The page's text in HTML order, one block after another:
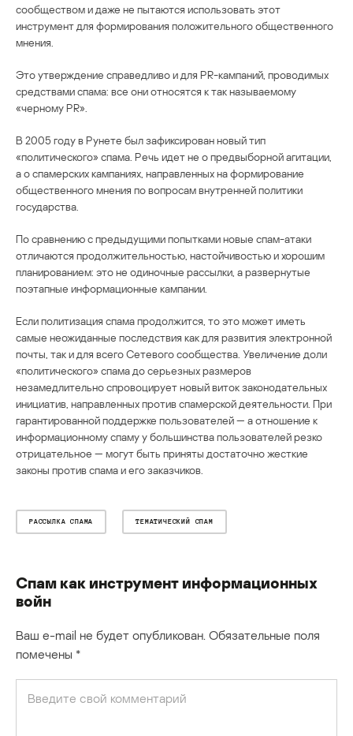
сообществом и даже не пытаются использовать этот
инструмент для формирования положительного общественного
мнения.
Это утверждение справедливо и для PR-кампаний, проводимых
средствами спама: все они относятся к так называемому
«черному PR».
В 2005 году в Рунете был зафиксирован новый тип
«политического» спама. Речь идет не о предвыборной агитации,
а о спамерских кампаниях, направленных на формирование
общественного мнения по вопросам внутренней политики
государства.
По сравнению с предыдущими попытками новые спам-атаки
отличаются продолжительностью, настойчивостью и хорошим
планированием: это не одиночные рассылки, а развернутые
поэтапные информационные кампании.
Если политизация спама продолжится, то это может иметь
самые неожиданные последствия как для развития электронной
почты, так и для всего Сетевого сообщества. Увеличение доли
«политического» спама до серьезных размеров
незамедлительно спровоцирует новый виток законодательных
инициатив, направленных против спамерской деятельности. При
гарантированной поддержке пользователей — а отношение к
информационному спаму у большинства пользователей резко
отрицательное — могут быть приняты достаточно жесткие
законы против спама и его заказчиков.
РАССЫЛКА СПАМА ТЕМАТИЧЕСКИЙ СПАМ
Спам как инструмент информационных
войн
Ваш e-mail не будет опубликован. Обязательные поля
помечены *